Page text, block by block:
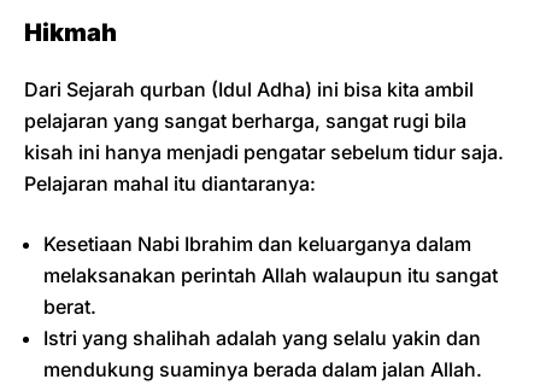
Hikmah
Dari Sejarah qurban (Idul Adha) ini bisa kita ambil
pelajaran yang sangat berharga, sangat rugi bila
kisah ini hanya menjadi pengatar sebelum tidur saja.
Pelajaran mahal itu diantaranya:
Kesetiaan Nabi Ibrahim dan keluarganya dalam
melaksanakan perintah Allah walaupun itu sangat
berat.
Istri yang shalihah adalah yang selalu yakin dan
mendukung suaminya berada dalam jalan Allah.